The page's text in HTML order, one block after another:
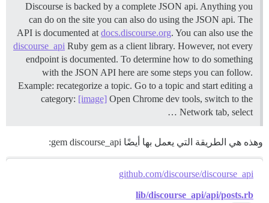
Discourse is backed by a complete JSON api. Anything you
can do on the site you can also do using the JSON api. The
API is documented at docs.discourse.org. You can also use the
discourse_api Ruby gem as a client library. However, not every
endpoint is documented. To determine how to do something
with the JSON API here are some steps you can follow.
Example: recategorize a topic. Go to a topic and start editing a
category: [image] Open Chrome dev tools, switch to the
Network tab, select …
وهذه هي الطريقة التي يعمل بها أيضًا gem discourse_api:
github.com/discourse/discourse_api
lib/discourse_api/api/posts.rb